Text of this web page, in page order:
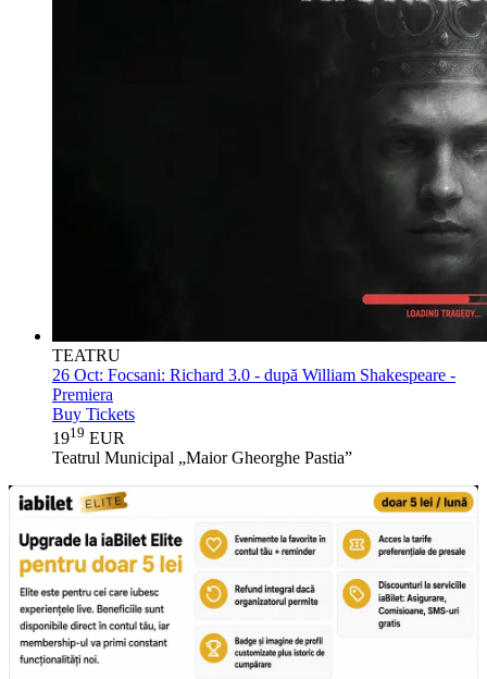
TEATRU
26 Oct: Focsani: Richard 3.0 - după William Shakespeare -
Premiera
Buy Tickets
1919 EUR
Teatrul Municipal „Maior Gheorghe Pastia”